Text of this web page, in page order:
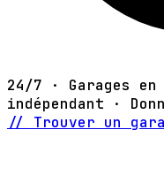
24/7 · Garages en
indépendant ·
// Trouver un